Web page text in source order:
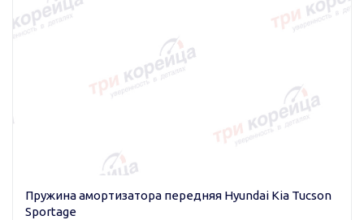
Пружина амортизатора передняя Hyundai Kia Tucson
Sportage